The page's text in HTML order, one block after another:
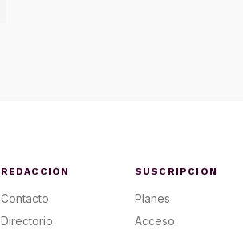
REDACCIÓN
Contacto
Directorio
SUSCRIPCIÓN
Planes
Acceso